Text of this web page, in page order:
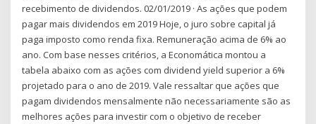
recebimento de dividendos. 02/01/2019 · As ações que podem
pagar mais dividendos em 2019 Hoje, o juro sobre capital já
paga imposto como renda fixa. Remuneração acima de 6% ao
ano. Com base nesses critérios, a Economática montou a
tabela abaixo com as ações com dividend yield superior a 6%
projetado para o ano de 2019. Vale ressaltar que ações que
pagam dividendos mensalmente não necessariamente são as
melhores ações para investir com o objetivo de receber